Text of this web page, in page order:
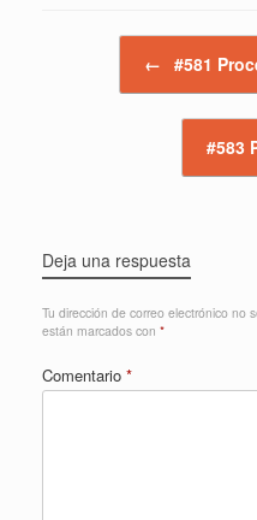
← #581
#583
Deja una respuesta
Tu dirección de correo electrónico no
están marcados con *
Comentario *